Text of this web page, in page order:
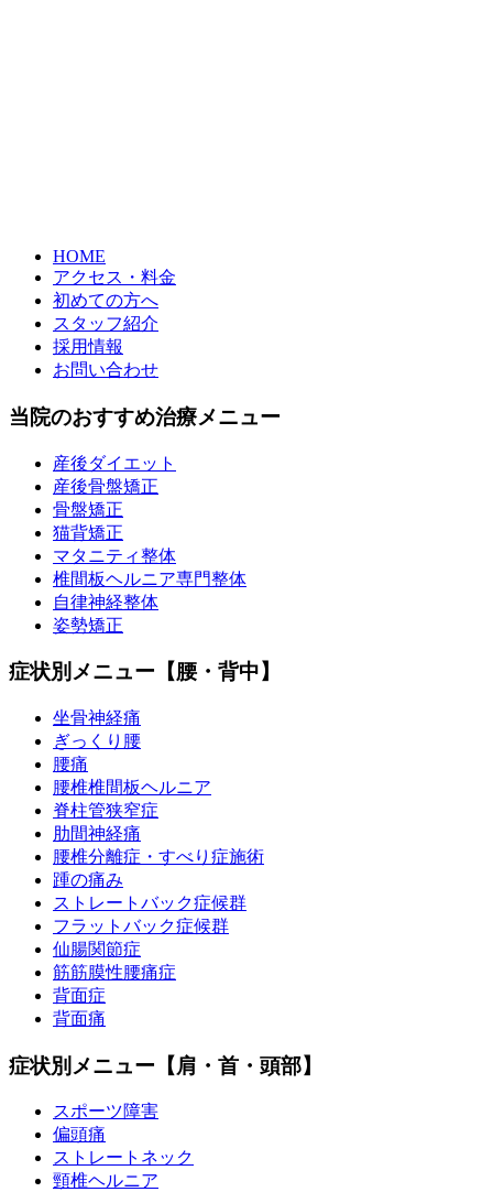
HOME
アクセス・料金
初めての方へ
スタッフ紹介
採用情報
お問い合わせ
当院のおすすめ治療メニュー
産後ダイエット
産後骨盤矯正
骨盤矯正
猫背矯正
マタニティ整体
椎間板ヘルニア専門整体
自律神経整体
姿勢矯正
症状別メニュー【腰・背中】
坐骨神経痛
ぎっくり腰
腰痛
腰椎椎間板ヘルニア
脊柱管狭窄症
肋間神経痛
腰椎分離症・すべり症施術
踵の痛み
ストレートバック症候群
フラットバック症候群
仙腸関節症
筋筋膜性腰痛症
背面症
背面痛
症状別メニュー【肩・首・頭部】
スポーツ障害
偏頭痛
ストレートネック
頸椎ヘルニア